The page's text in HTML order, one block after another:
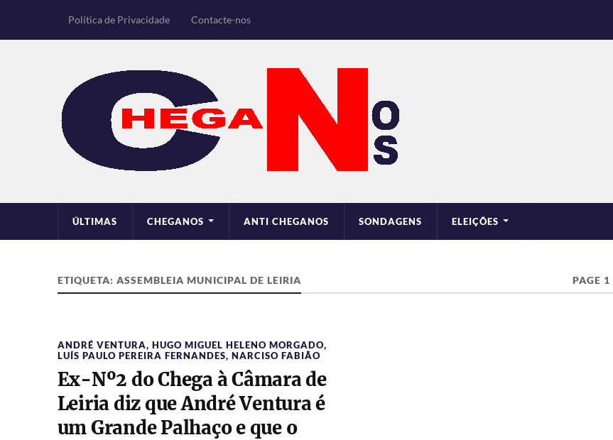
Política de Privacidade Contacte-nos
ÚLTIMAS CHEGANOS ANTI CHEGANOS SONDAGENS ELEIÇÕES
ETIQUETA: ASSEMBLEIA MUNICIPAL DE LEIRIA PAGE 1
ANDRÉ VENTURA, HUGO MIGUEL HELENO MORGADO,
LUÍS PAULO PEREIRA FERNANDES, NARCISO FABIÃO
Ex-Nº2 do Chega à Câmara de
Leiria diz que André Ventura é
um Grande Palhaço e que o